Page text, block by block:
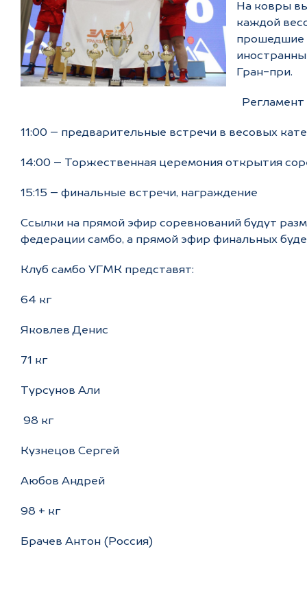
На ковры
каждой
прошедшие
Гран-при.
Регламент
11:00 – предварительные встречи в весовых
14:00 – Торжественная церемония открытия
15:15 – финальные встречи, награждение
Ссылки на прямой эфир соревнований будут
федерации самбо, а прямой эфир финальных
Клуб самбо УГМК представят:
64 кг
Яковлев Денис
71 кг
Турсунов Али
98 кг
Кузнецов Сергей
Аюбов Андрей
98 + кг
Брачев Антон (Россия)